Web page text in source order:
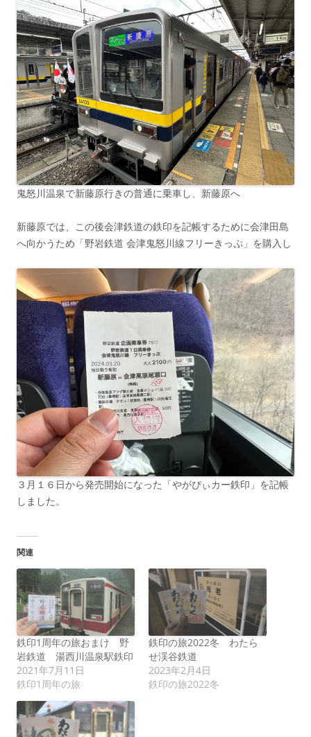
鬼怒川温泉で新藤原行きの普通に乗車し、新藤原へ
新藤原では、この後会津鉄道の鉄印を記帳するために会津田島
へ向かうため「野岩鉄道 会津鬼怒川線フリーきっぷ」を購入し
３月１６日から発売開始になった「やがぴぃカー鉄印」を記帳
しました。
関連
鉄印1周年の旅おまけ 野
岩鉄道 湯西川温泉駅鉄印
2021年7月11日
鉄印1周年の旅
鉄印の旅2022冬 わたら
せ渓谷鉄道
2023年2月4日
鉄印の旅2022冬